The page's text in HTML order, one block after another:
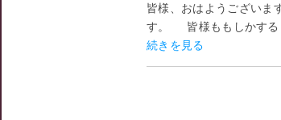
皆様、おはようございま
す。 皆様ももしかする
続きを見る